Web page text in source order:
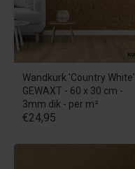
Wandkurk 'Country White'
GEWAXT - 60 x 30 cm -
3mm dik - per m²
€24,95